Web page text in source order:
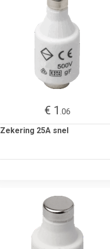
€ 1 .06
Zekering 25A snel